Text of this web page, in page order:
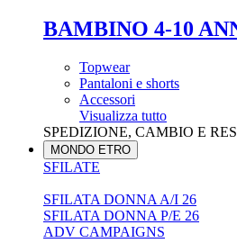
BAMBINO 4-10
Topwear
Pantaloni e shorts
Accessori
Visualizza tutto
SPEDIZIONE, CAMBIO E
MONDO ETRO
SFILATE
SFILATA DONNA A/I 26
SFILATA DONNA P/E 26
ADV CAMPAIGNS